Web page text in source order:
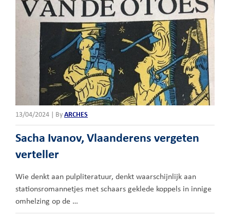
13/04/2024 By ARCHES
Sacha Ivanov, Vlaanderens vergeten
verteller
Wie denkt aan pulpliteratuur, denkt waarschijnlijk aan
stationsromannetjes met schaars geklede koppels in innige
omhelzing op de …